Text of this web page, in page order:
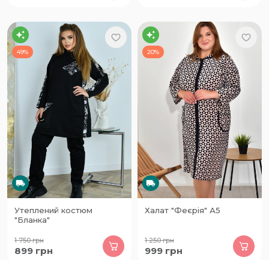
49%
Утеплений костюм
"Бланка"
1 750грн
899 грн
20%
Халат "Феєрія" А5
1 250грн
999 грн